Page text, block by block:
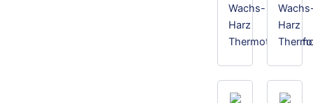
Wachs-
Harz
Harz